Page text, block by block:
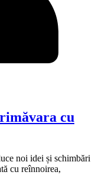
cu
noi idei și schimbări
cu reînnoirea,